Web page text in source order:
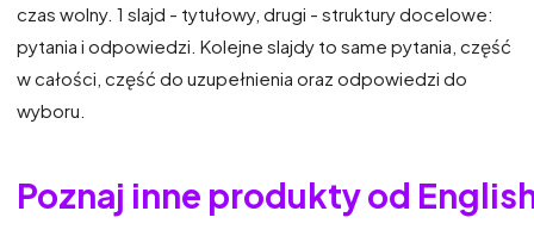
czas wolny. 1 slajd - tytułowy, drugi - struktury docelowe:
pytania i odpowiedzi. Kolejne slajdy to same pytania, część
w całości, część do uzupełnienia oraz odpowiedzi do
wyboru.
Poznaj inne produkty od